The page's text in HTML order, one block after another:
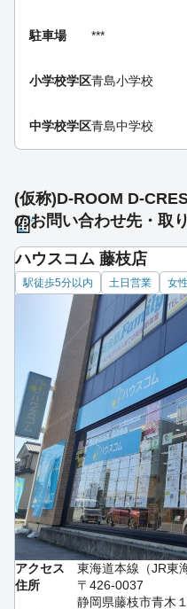
駐車場 ***
小学校学区青島小学校
中学校学区青島中学校
(仮称)D-ROOM D-
のお問い合わせ先・取
ハウスコム 藤枝店
駅徒歩5分以内 土日営業 女
アクセス
東海道本線（JR東
住所
〒426-0037
静岡県藤枝市青木